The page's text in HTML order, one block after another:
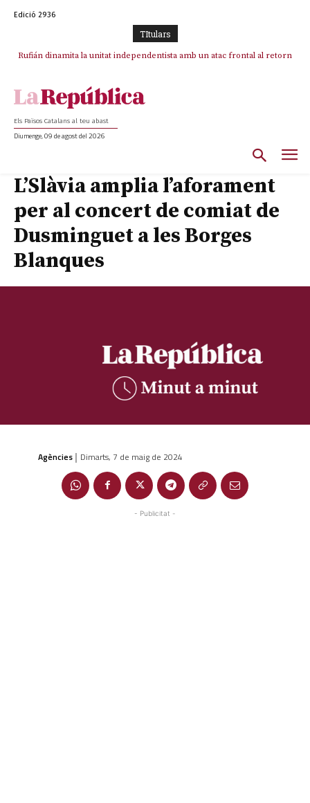
Edició 2936
TItulars
Rufián dinamita la unitat independentista amb un atac frontal al retorn
Els Països Catalans al teu abast
Diumenge, 09 de agost del 2026
L’Slàvia amplia l’aforament
per al concert de comiat de
Dusminguet a les Borges
Blanques
Agències | Dimarts, 7 de maig de 2024
- Publicitat -